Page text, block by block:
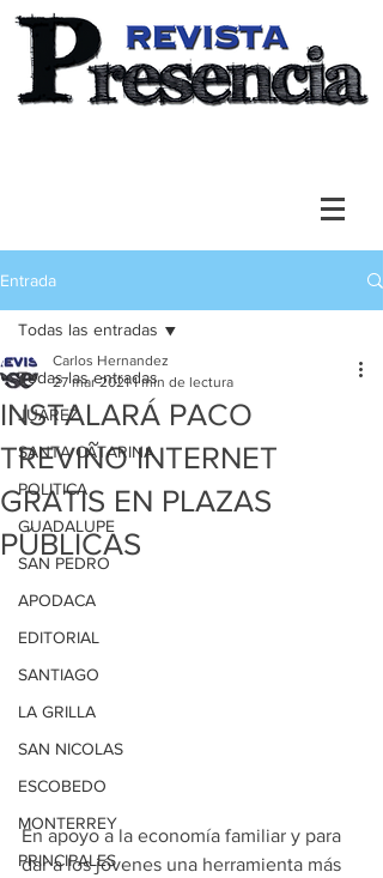
Entrada
Todas las entradas
JUAREZ
SANTA CATARINA
POLITICA
GUADALUPE
SAN PEDRO
APODACA
EDITORIAL
SANTIAGO
LA GRILLA
SAN NICOLAS
ESCOBEDO
MONTERREY
PRINCIPALES
Todas las entradas
INSTALARÁ PACO
TREVIÑO INTERNET
GRATIS EN PLAZAS
PÚBLICAS
Carlos Hernandez
27 mar 2021 1 min de lectura
En apoyo a la economía familiar y para
dar a los jóvenes una herramienta más